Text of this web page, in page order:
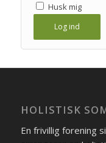
Husk mig
Log ind
HOLISTISK
En frivillig forening